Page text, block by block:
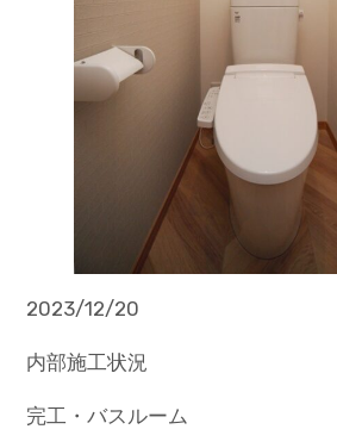
2023/12/20
内部施工状況
完工・バスルーム